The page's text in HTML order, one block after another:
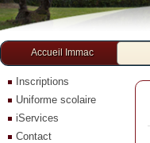
Accueil Immac
Inscriptions
Uniforme scolaire
iServices
Contact